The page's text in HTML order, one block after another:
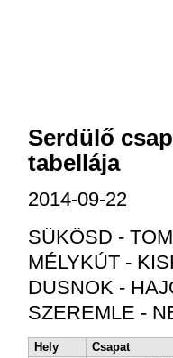
Serdülő
tabellája
2014-09-22
SÜKÖSD -
MÉLYKÚT -
DUSNOK -
SZEREMLE -
Hely
Csapat